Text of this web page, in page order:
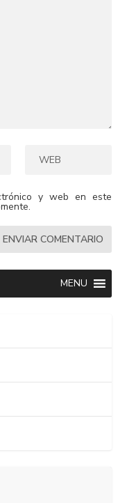
y web en este
MENU